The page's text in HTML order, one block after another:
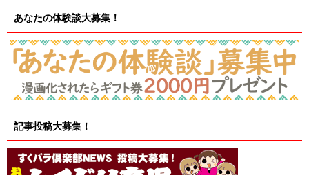
あなたの体験談大募集！
記事投稿大募集！